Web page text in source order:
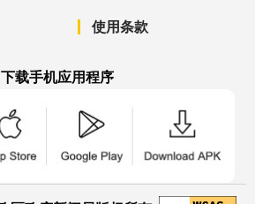
使用条款
下载手机应用程序